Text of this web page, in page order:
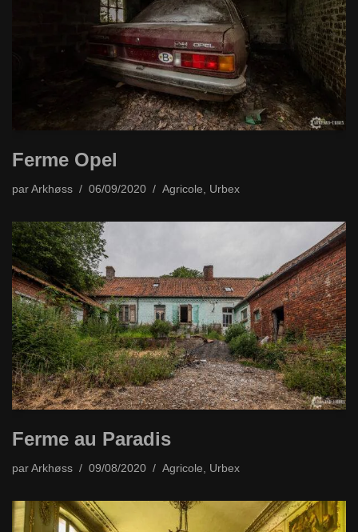
Ferme Opel
par Arkhøss 06/09/2020 Agricole Urbex
Ferme au Paradis
par Arkhøss 09/08/2020 Agricole, Urbex